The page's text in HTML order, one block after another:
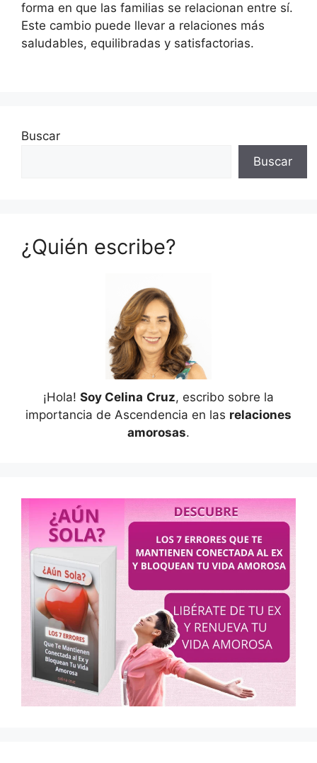
forma en que las familias se relacionan entre sí.
Este cambio puede llevar a relaciones más
saludables, equilibradas y satisfactorias.
Buscar
Buscar
¿Quién escribe?
¡Hola! Soy Celina Cruz, escribo sobre la
importancia de Ascendencia en las relaciones
amorosas.